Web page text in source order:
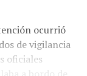
ocurrió
de vigilancia
oficiales